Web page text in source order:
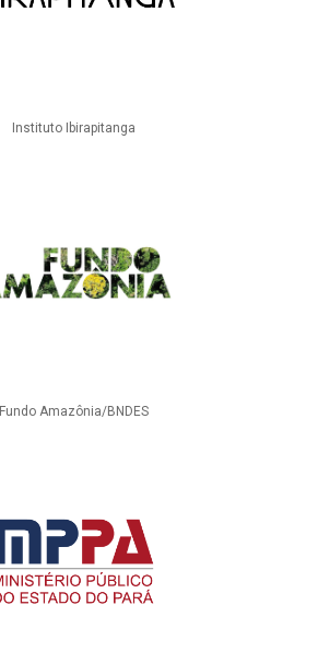
Instituto Ibirapitanga
Fundo Amazônia/BNDES